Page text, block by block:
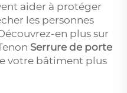
aider à protéger
les personnes
en plus sur
Serrure de porte
votre bâtiment plus